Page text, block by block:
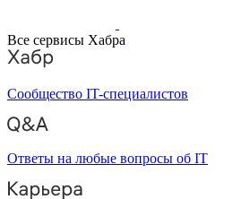
Все сервисы Хабра
Сообщество IT-специалистов
Ответы на любые вопросы об IT